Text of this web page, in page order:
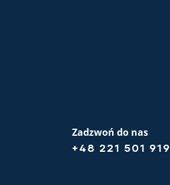
Zadzwoń do nas
+48 221 501 919